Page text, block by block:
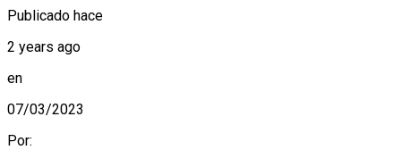
Publicado hace
2 years ago
en
07/03/2023
Por: